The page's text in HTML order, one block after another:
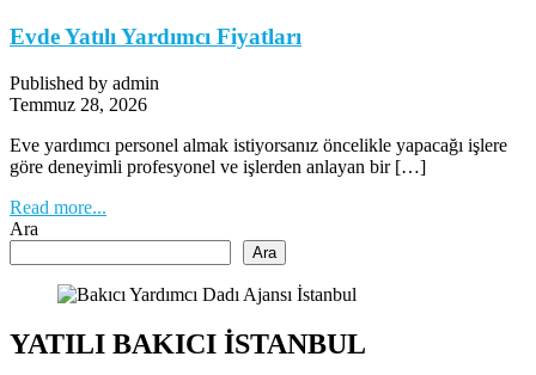
Evde Yatılı Yardımcı Fiyatları
Published by admin
Temmuz 28, 2026
Eve yardımcı personel almak istiyorsanız öncelikle yapacağı işlere
göre deneyimli profesyonel ve işlerden anlayan bir […]
Read more...
Ara
Ara
YATILI BAKICI İSTANBUL